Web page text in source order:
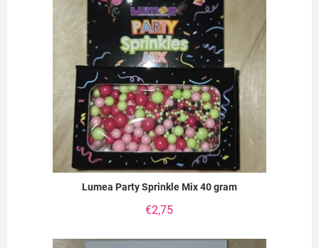
Lumea Party Sprinkle Mix 40 gram
€2,75